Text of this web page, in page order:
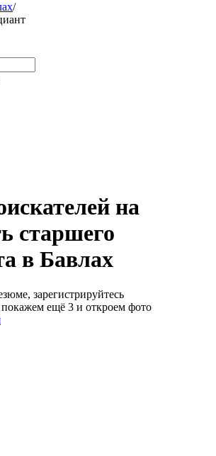
/
на
старшего
в Бавлах
зарегистрируйтесь
ещё 3 и откроем фото